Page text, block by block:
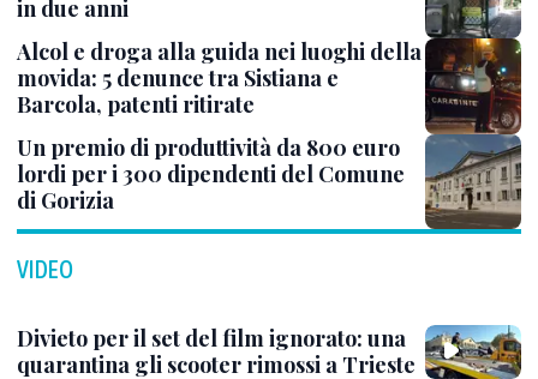
in due anni
Alcol e droga alla guida nei luoghi della
movida: 5 denunce tra Sistiana e
Barcola, patenti ritirate
Un premio di produttività da 800 euro
lordi per i 300 dipendenti del Comune
di Gorizia
VIDEO
Divieto per il set del film ignorato: una
quarantina gli scooter rimossi a Trieste